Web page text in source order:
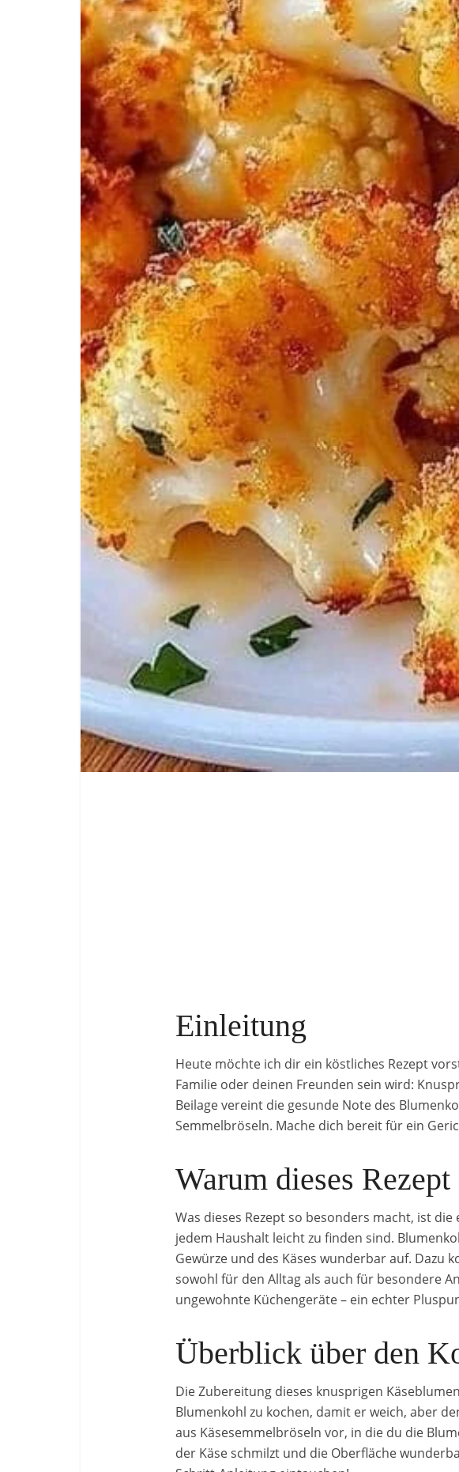
Einleitung
Heute möchte ich dir ein köstliches Rezept
Familie oder deinen Freunden sein wird:
Beilage vereint die gesunde Note des
Semmelbröseln. Mache dich bereit für ein
Warum dieses
Was dieses Rezept so besonders macht, ist
jedem Haushalt leicht zu finden sind.
Gewürze und des Käses wunderbar auf. Dazu
sowohl für den Alltag als auch für besondere
ungewohnte Küchengeräte – ein echter
Überblick über den
Die Zubereitung dieses knusprigen
Blumenkohl zu kochen, damit er weich, aber
aus Käsesemmelbröseln vor, in die du die
der Käse schmilzt und die Oberfläche